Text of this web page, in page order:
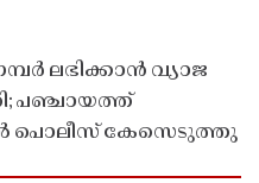
ലഭിക്കാൻ വ്യാജ
പഞ്ചായത്ത്
പൊലീസ് കേസെടുത്തു